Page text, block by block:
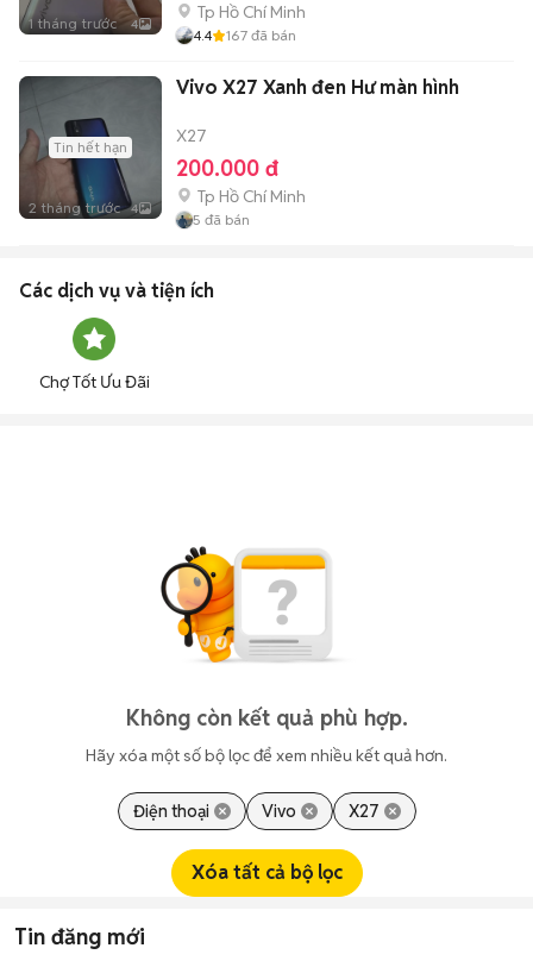
1 tháng trước 4
Tp Hồ Chí Minh
4.4 167 đã bán
Tin hết hạn
2 tháng trước 4
Vivo X27 Xanh đen Hư màn hình
X27
200.000 đ
Tp Hồ Chí Minh
5 đã bán
Các dịch vụ và tiện ích
Chợ Tốt Ưu Đãi
Không còn kết quả phù hợp.
Hãy xóa một số bộ lọc để xem nhiều kết quả hơn.
Điện thoại Vivo X27
Xóa tất cả bộ lọc
Tin đăng mới